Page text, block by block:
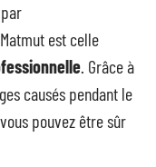
est celle
. Grâce à
causés pendant le
pouvez être sûr